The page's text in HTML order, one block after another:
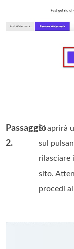
Passaggio
2.
Si aprirà
sul
rilasciare
sito.
procedi